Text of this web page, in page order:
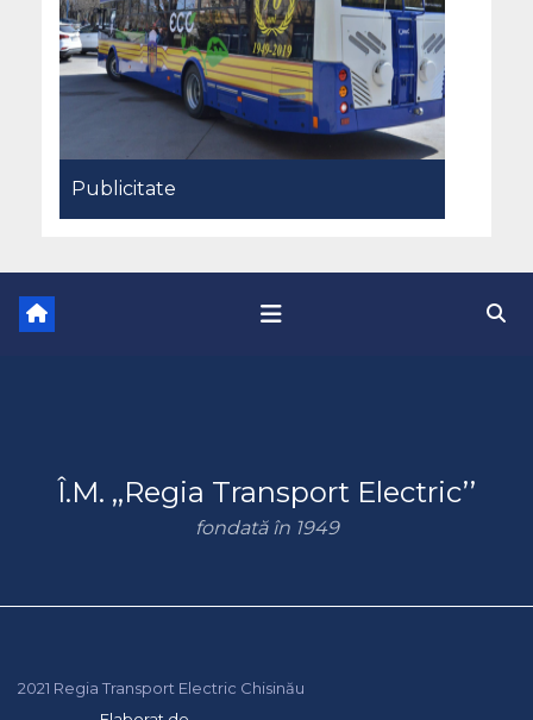
Publicitate
Î.M. ,,Regia Transport Electric’’
fondată în 1949
2021 Regia Transport Electric Chisinău